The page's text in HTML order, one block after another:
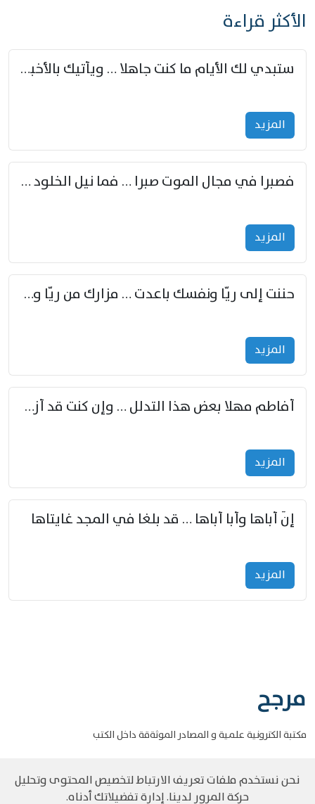
الأكثر قراءة
ستبدي لك الأيام ما كنت جاهلا … ويأتيك بالأخبار من لم تزوّد
المزید
فصبرا في مجال الموت صبرا … فما نيل الخلود بمستطاع
المزید
حننت إلى ريّا ونفسك باعدت … مزارك من ريّا وشعباكما معا
المزید
أفاطم مهلا بعض هذا التدلل … وإن كنت قد أزمعت صرمي فأجملي
المزید
إنّ أباها وأبا أباها … قد بلغا في المجد غايتاها
المزید
مرجح
مكتبة الكترونية علمية و المصادر الموثةقة داخل الكتب
نحن نستخدم ملفات تعريف الارتباط لتخصيص المحتوى وتحليل
حركة المرور لدينا. إدارة تفضيلاتك أدناه.